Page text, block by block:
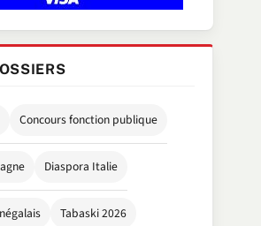
Concours fonction publique
Diaspora Italie
Tabaski 2026